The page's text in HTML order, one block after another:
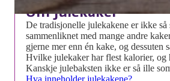
Om julekaker
De tradisjonelle julekakene er ikke
sammenliknet med mange andre
gjerne mer enn én kake, og dessuten
Hvilke julekaker har flest kalorier,
Kanskje julebaksten ikke er så ille